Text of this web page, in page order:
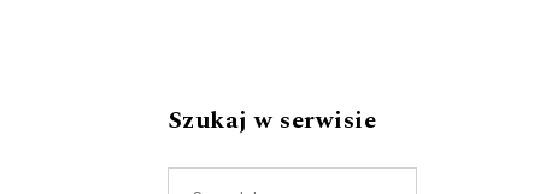
Szukaj w serwisie